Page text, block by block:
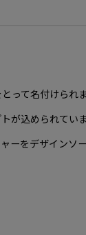
って名付けられま
が込められていま
ーをデザインソ